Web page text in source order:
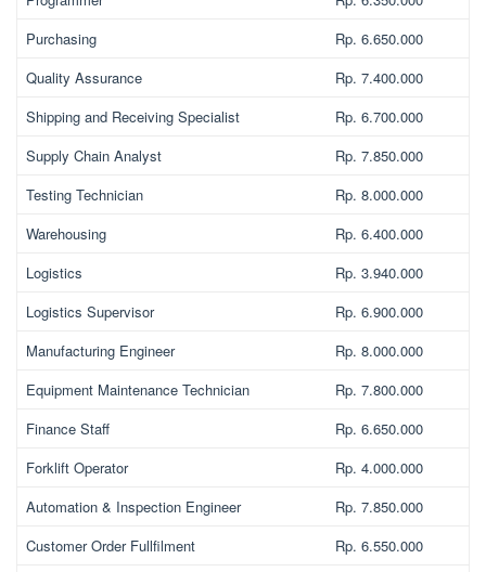
Purchasing
Rp. 6.650.000
Quality Assurance
Rp. 7.400.000
Shipping and Receiving Specialist
Rp. 6.700.000
Supply Chain Analyst
Rp. 7.850.000
Testing Technician
Rp. 8.000.000
Warehousing
Rp. 6.400.000
Logistics
Rp. 3.940.000
Logistics Supervisor
Rp. 6.900.000
Manufacturing Engineer
Rp. 8.000.000
Equipment Maintenance Technician
Rp. 7.800.000
Finance Staff
Rp. 6.650.000
Forklift Operator
Rp. 4.000.000
Automation & Inspection Engineer
Rp. 7.850.000
Customer Order Fullfilment
Rp. 6.550.000